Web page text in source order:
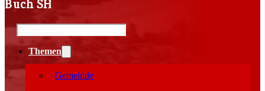
Buch SH
Search
Themen
Gemeinde